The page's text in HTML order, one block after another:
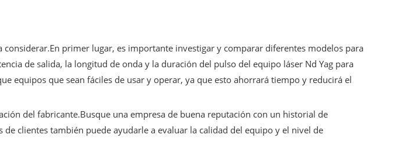
primer lugar, es importante investigar y comparar diferentes modelos para
de salida, la longitud de onda y la duración del pulso del equipo láser Nd Yag para
equipos que sean fáciles de usar y operar, ya que esto ahorrará tiempo y reducirá el
del fabricante.Busque una empresa de buena reputación con un historial de
clientes también puede ayudarle a evaluar la calidad del equipo y el nivel de